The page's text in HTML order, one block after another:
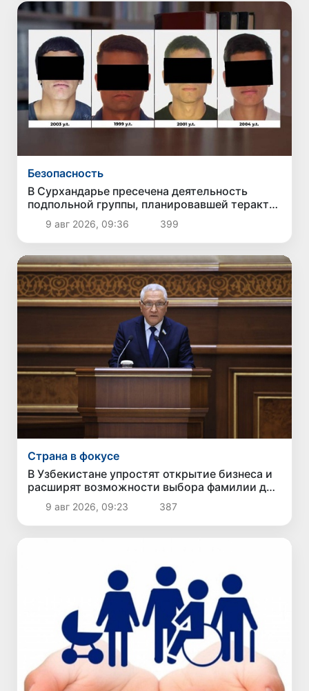
Безопасность
В Сурхандарье пресечена деятельность
подпольной группы, планировавшей теракты
и выезд в Сирию
9 авг 2026, 09:36 399
Страна в фокусе
В Узбекистане упростят открытие бизнеса и
расширят возможности выбора фамилии для
ребенка
9 авг 2026, 09:23 387